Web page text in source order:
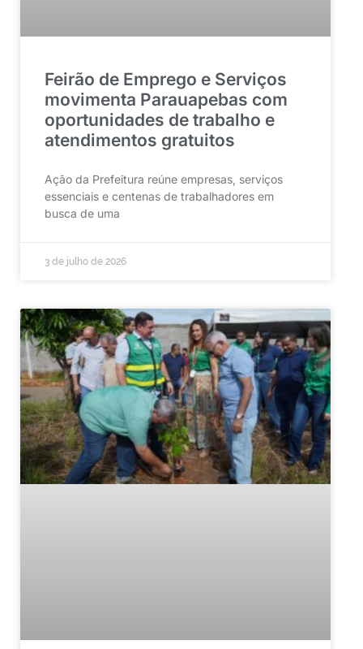
Feirão de Emprego e Serviços
movimenta Parauapebas com
oportunidades de trabalho e
atendimentos gratuitos
Ação da Prefeitura reúne empresas, serviços
essenciais e centenas de trabalhadores em
busca de uma
3 de julho de 2026